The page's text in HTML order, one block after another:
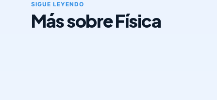
SIGUE LEYENDO
Más sobre Física